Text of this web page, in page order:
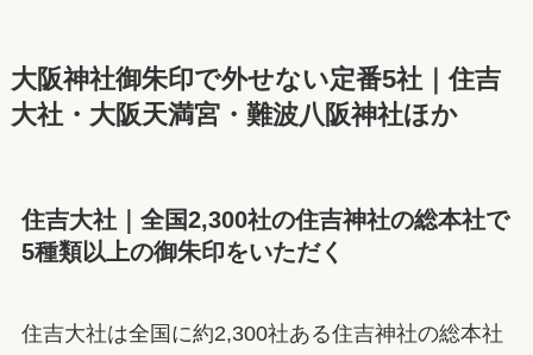
大阪神社御朱印で外せない定番5社｜住吉
大社・大阪天満宮・難波八阪神社ほか
住吉大社｜全国2,300社の住吉神社の総本社で
5種類以上の御朱印をいただく
住吉大社は全国に約2,300社ある住吉神社の総本社